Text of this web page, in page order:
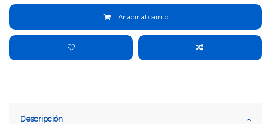
Añadir al carrito
Descripción